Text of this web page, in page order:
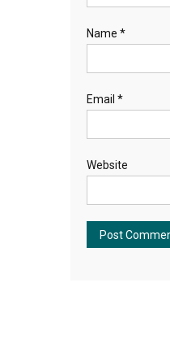
Name *
Email *
Website